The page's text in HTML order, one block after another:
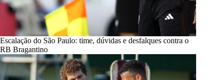
Escalação do São Paulo: time, dúvidas e desfalques contra o
RB Bragantino